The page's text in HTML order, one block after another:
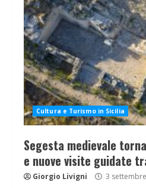
Cultura e Turismo in Sicilia
Segesta medievale
e nuove visite guidate
Giorgio Livigni 3